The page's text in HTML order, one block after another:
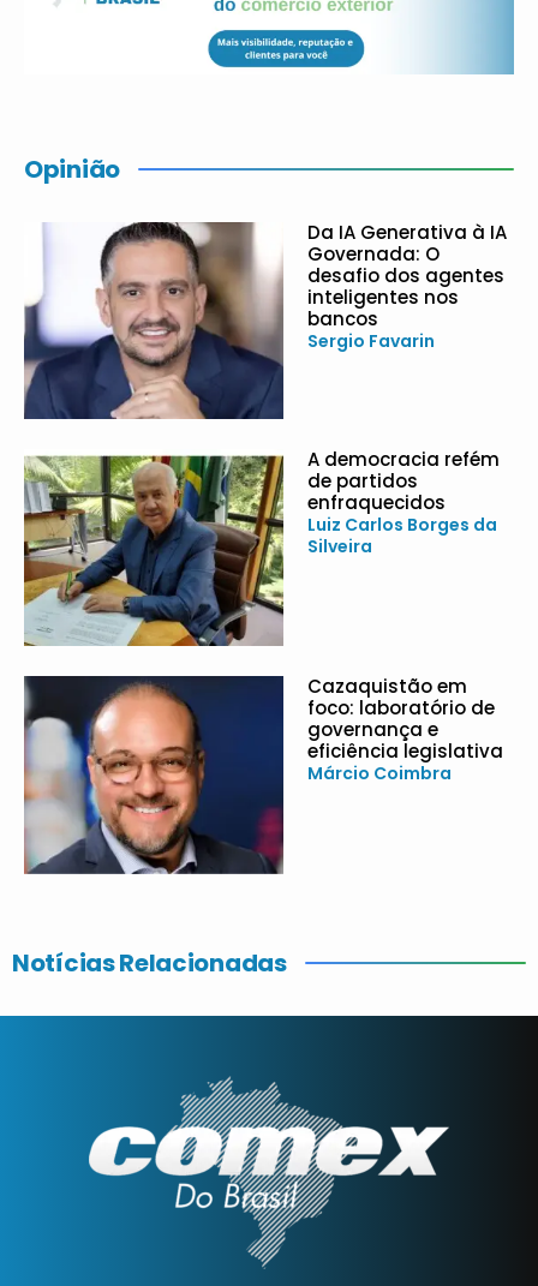
Opinião
Da IA Generativa à IA
Governada: O
desafio dos agentes
inteligentes nos
bancos
Sergio Favarin
A democracia refém
de partidos
enfraquecidos
Luiz Carlos Borges da
Silveira
Cazaquistão em
foco: laboratório de
governança e
eficiência legislativa
Márcio Coimbra
Notícias Relacionadas